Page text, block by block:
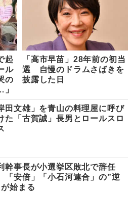
起
ル
の
「高市早苗」28年前の初当
選 自慢のドラムさばきを
披露した日
田文雄」を青山の料理屋に呼び
た「古賀誠」長男とロールスロ
幹事長が小選挙区敗北で辞任
安倍」「小石河連合」の”逆
始まる